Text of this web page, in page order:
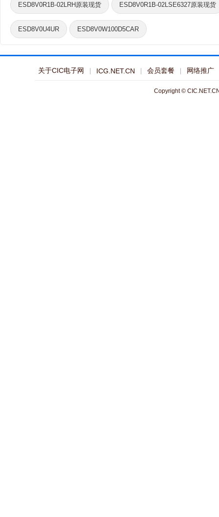
ESD8V0R1B-02LRH原装现货 ESD8V0R1B-02LSE6327原装现货
ESD8V0U4UR ESD8V0W100D5CAR
关于CIC电子网 ICG.NET.CN 会员套餐 网络推广
Copyright ©